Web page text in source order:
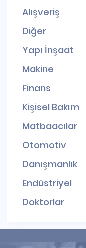
Alışveriş
Diğer
Yapı İnşaat
Makine
Finans
Kişisel Bakım
Matbaacılar
Otomotiv
Danışmanlık
Endüstriyel
Doktorlar